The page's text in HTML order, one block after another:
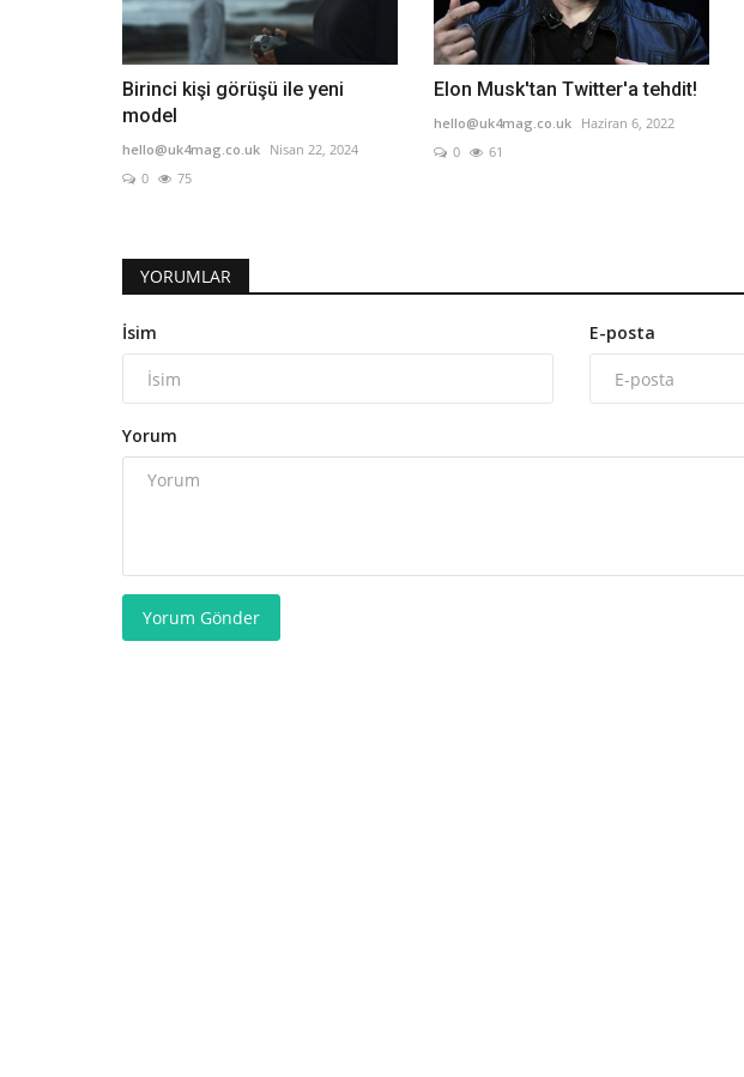
Birinci kişi görüşü ile yeni
model
hello@uk4mag.co.uk Nisan 22, 2024
0
75
Elon Musk'tan Twitter'a tehdit!
hello@uk4mag.co.uk
Haziran 6, 2022
0
61
YORUMLAR
İsim E-posta
Yorum
Yorum Gönder